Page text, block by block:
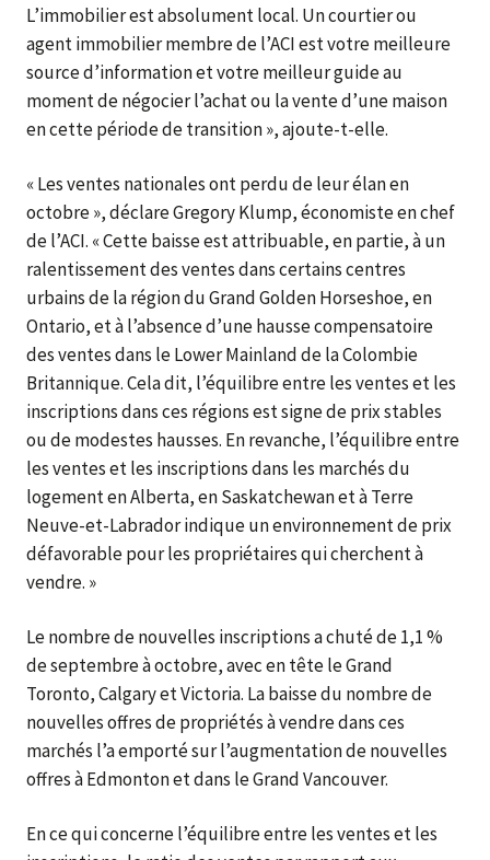
L’immobilier est absolument local. Un courtier ou
agent immobilier membre de l’ACI est votre meilleure
source d’information et votre meilleur guide au
moment de négocier l’achat ou la vente d’une maison
en cette période de transition », ajoute-t-elle.
« Les ventes nationales ont perdu de leur élan en
octobre », déclare Gregory Klump, économiste en chef
de l’ACI. « Cette baisse est attribuable, en partie, à un
ralentissement des ventes dans certains centres
urbains de la région du Grand Golden Horseshoe, en
Ontario, et à l’absence d’une hausse compensatoire
des ventes dans le Lower Mainland de la Colombie
Britannique. Cela dit, l’équilibre entre les ventes et les
inscriptions dans ces régions est signe de prix stables
ou de modestes hausses. En revanche, l’équilibre entre
les ventes et les inscriptions dans les marchés du
logement en Alberta, en Saskatchewan et à Terre
Neuve-et-Labrador indique un environnement de prix
défavorable pour les propriétaires qui cherchent à
vendre. »
Le nombre de nouvelles inscriptions a chuté de 1,1 %
de septembre à octobre, avec en tête le Grand
Toronto, Calgary et Victoria. La baisse du nombre de
nouvelles offres de propriétés à vendre dans ces
marchés l’a emporté sur l’augmentation de nouvelles
offres à Edmonton et dans le Grand Vancouver.
En ce qui concerne l’équilibre entre les ventes et les